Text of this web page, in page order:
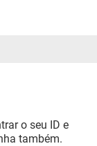
o seu ID e
também.